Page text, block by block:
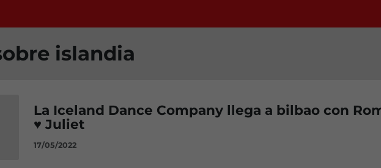
islandia
La Iceland Dance Company llega a bilbao con
♥ Juliet
17/05/2022